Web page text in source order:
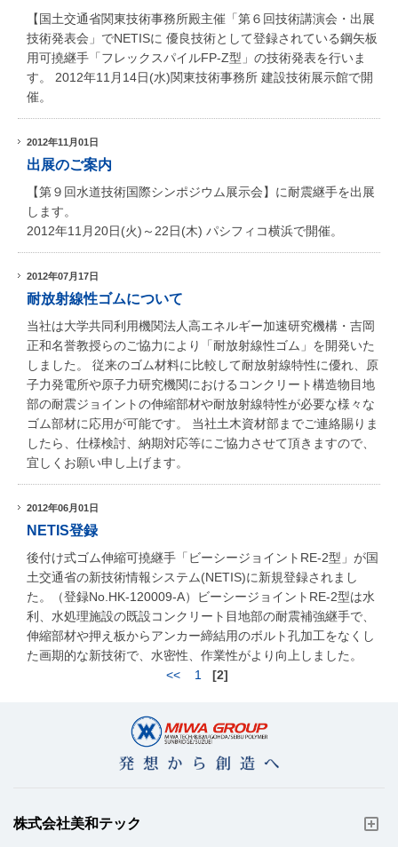
【国土交通省関東技術事務所殿主催「第６回技術講演会・出展
技術発表会」でNETISに 優良技術として登録されている鋼矢板
用可撓継手「フレックスパイルFP-Z型」の技術発表を行いま
す。 2012年11月14日(水)関東技術事務所 建設技術展示館で開
催。
2012年11月01日
出展のご案内
【第９回水道技術国際シンポジウム展示会】に耐震継手を出展
します。
2012年11月20日(火)～22日(木) パシフィコ横浜で開催。
2012年07月17日
耐放射線性ゴムについて
当社は大学共同利用機関法人高エネルギー加速研究機構・吉岡
正和名誉教授らのご協力により「耐放射線性ゴム」を開発いた
しました。 従来のゴム材料に比較して耐放射線特性に優れ、原
子力発電所や原子力研究機関におけるコンクリート構造物目地
部の耐震ジョイントの伸縮部材や耐放射線特性が必要な様々な
ゴム部材に応用が可能です。 当社土木資材部までご連絡賜りま
したら、仕様検討、納期対応等にご協力させて頂きますので、
宜しくお願い申し上げます。
2012年06月01日
NETIS登録
後付け式ゴム伸縮可撓継手「ビーシージョイントRE-2型」が国
土交通省の新技術情報システム(NETIS)に新規登録されまし
た。（登録No.HK-120009-A）ビーシージョイントRE-2型は水
利、水処理施設の既設コンクリート目地部の耐震補強継手で、
伸縮部材や押え板からアンカー締結用のボルト孔加工をなくし
た画期的な新技術で、水密性、作業性がより向上しました。
<<
1 [2]
株式会社美和テック